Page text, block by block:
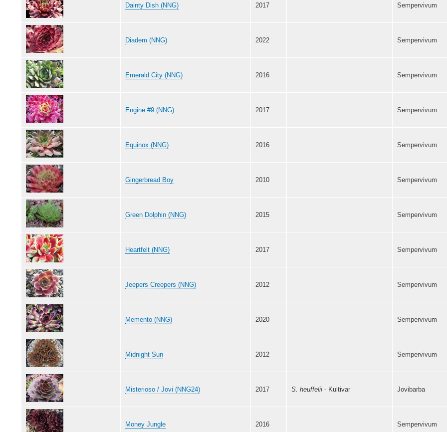
Dainty Dish (NNG) 2017 Sempervivum
Diadem (NNG) 2022 Sempervivum
Emerald City (NNG) 2016 Sempervivum
Engine #9 (NNG) 2017 Sempervivum
Equinox (NNG) 2016 Sempervivum
Gingerbread Boy 2010 Sempervivum
Green Dolphin (NNG) 2015 Sempervivum
Heartfelt (NNG) 2017 Sempervivum
Jeepers Creepers (NNG) 2012 Sempervivum
Memento (NNG) 2020 Sempervivum
Midnight Sun 2012 Sempervivum
Misterioso / Jovi (NNG24) 2017 S. heuffelii - Kultivar Jovibarba
Money Jungle 2016 Sempervivum